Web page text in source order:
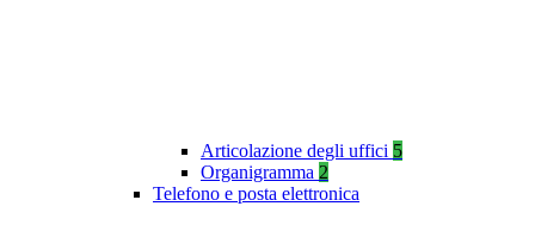
Articolazione degli uffici 5
Organigramma 2
Telefono e posta elettronica